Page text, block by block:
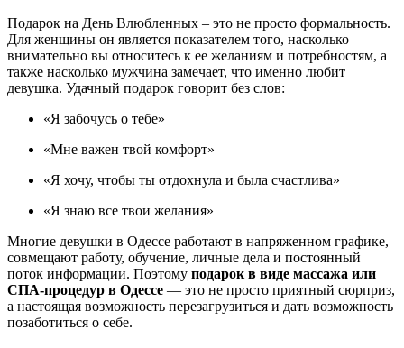
Подарок на День Влюбленных – это не просто формальность.
Для женщины он является показателем того, насколько
внимательно вы относитесь к ее желаниям и потребностям, а
также насколько мужчина замечает, что именно любит
девушка. Удачный подарок говорит без слов:
«Я забочусь о тебе»
«Мне важен твой комфорт»
«Я хочу, чтобы ты отдохнула и была счастлива»
«Я знаю все твои желания»
Многие девушки в Одессе работают в напряженном графике,
совмещают работу, обучение, личные дела и постоянный
поток информации. Поэтому подарок в виде массажа или
СПА-процедур в Одессе — это не просто приятный сюрприз,
а настоящая возможность перезагрузиться и дать возможность
позаботиться о себе.